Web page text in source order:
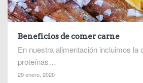
Beneficios de comer carne
En nuestra alimentación incluimos la
proteínas…
29 enero, 2020